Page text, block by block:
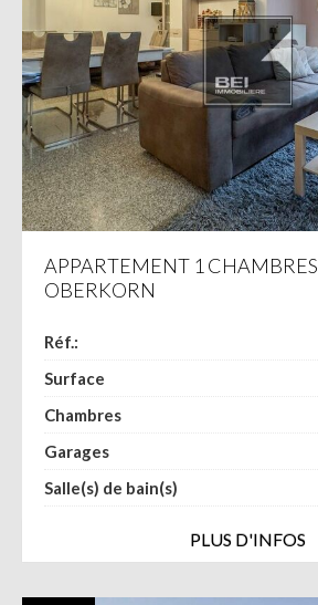
APPARTEMENT 1 CHAMBRES
OBERKORN
Réf.:
Surface
Chambres
Garages
Salle(s) de bain(s)
PLUS D'INFOS